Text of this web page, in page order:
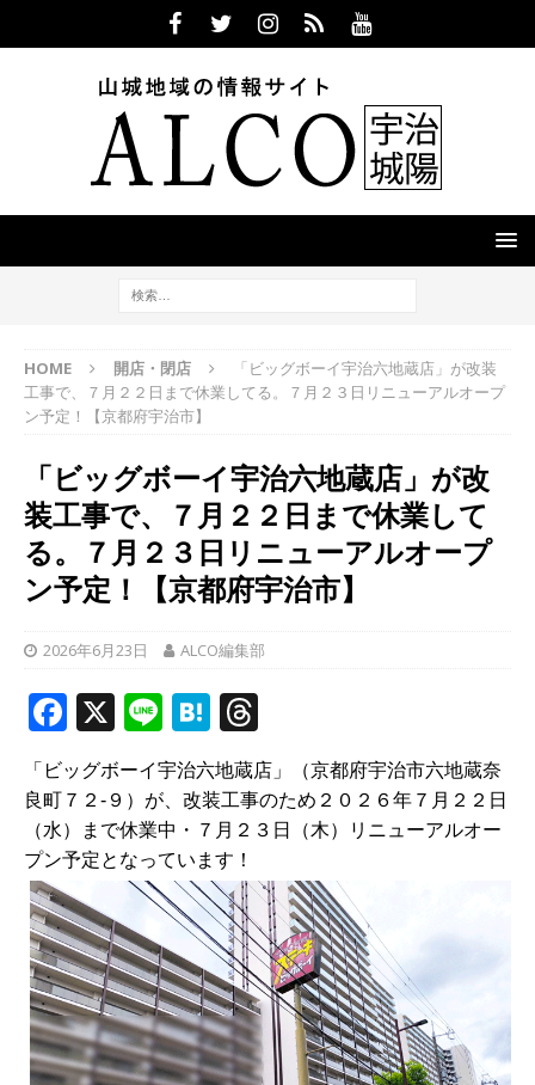
HOME 開店・閉店
「ビッグボーイ宇治六地蔵店」が改装
工事で、７月２２日まで休業してる。７月２３日リニューアルオープ
ン予定！【京都府宇治市】
「ビッグボーイ宇治六地蔵店」が改
装工事で、７月２２日まで休業して
る。７月２３日リニューアルオープ
ン予定！【京都府宇治市】
2026年6月23日 ALCO編集部
F
c
e
b
o
o
k
X Li
n
e
H
at
e
n
a
h
r
e
d
s
「ビッグボーイ宇治六地蔵店」（京都府宇治市六地蔵奈
良町７２‐９）が、改装工事のため２０２６年７月２２日
（水）まで休業中・７月２３日（木）リニューアルオー
プン予定となっています！